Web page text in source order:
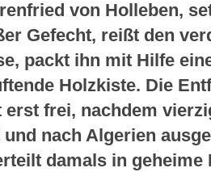
von Holleben,
Gefecht, reißt den
packt ihn mit Hilfe
Holzkiste. Die
erst frei, nachdem
nach Algerien
damals in